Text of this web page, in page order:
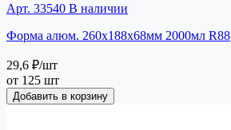
Арт. 33540 В наличии
Форма алюм. 260х188х68мм 2000мл R88
29,6 ₽/шт
от 125 шт
Добавить в корзину